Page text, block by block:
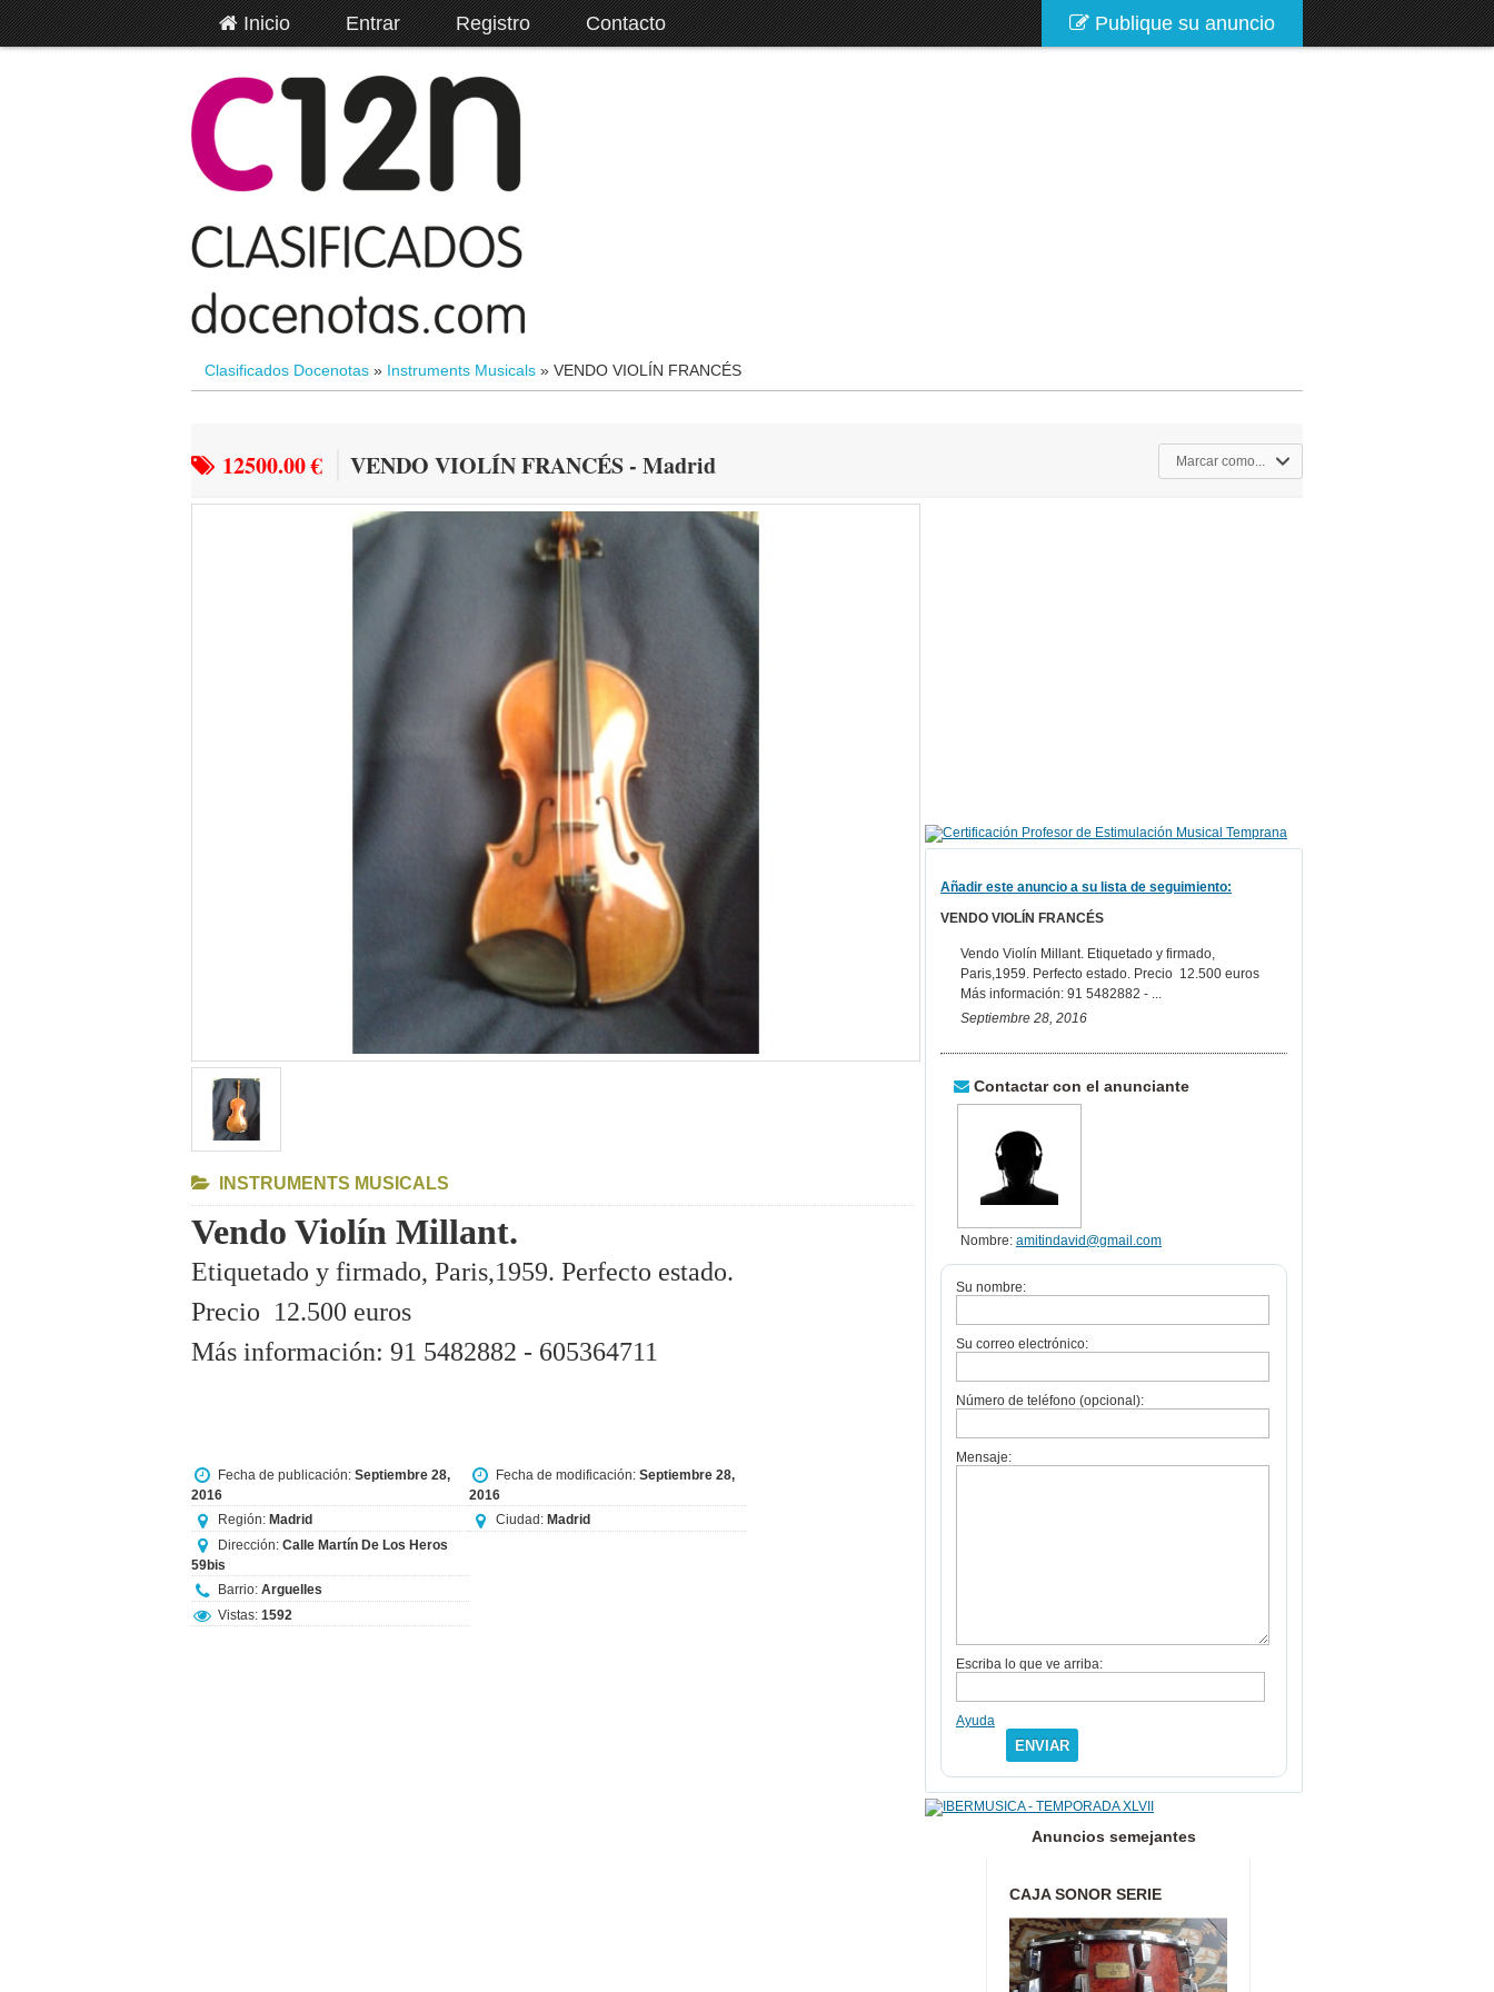
Inicio Entrar Registro Contacto Publique su anuncio
Clasificados Docenotas » Instruments Musicals » VENDO VIOLÍN FRANCÉS
12500.00 € VENDO VIOLÍN FRANCÉS - Madrid Marcar como...
INSTRUMENTS MUSICALS
Vendo Violín Millant.
Etiquetado y firmado, Paris,1959. Perfecto estado.
Precio 12.500 euros
Más información: 91 5482882 - 605364711
Fecha de publicación: Septiembre 28,
2016
Fecha de modificación: Septiembre 28,
2016
Región: Madrid Ciudad: Madrid
Dirección: Calle Martín De Los Heros
59bis
Barrio: Arguelles
Vistas: 1592
Añadir este anuncio a su lista de seguimiento:
VENDO VIOLÍN FRANCÉS
Vendo Violín Millant. Etiquetado y firmado,
Paris,1959. Perfecto estado. Precio 12.500 euros
Más información: 91 5482882 - ...
Septiembre 28, 2016
Contactar con el anunciante
Nombre: amitindavid@gmail.com
Su nombre:
Su correo electrónico:
Número de teléfono (opcional):
Mensaje:
Escriba lo que ve arriba:
Ayuda
ENVIAR
Anuncios semejantes
CAJA SONOR SERIE
SIGNATURE